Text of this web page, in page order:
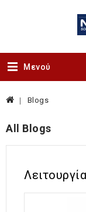
Μενού
Blogs
All Blogs